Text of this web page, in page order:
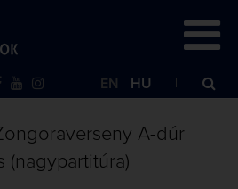
EN HU
A-dúr
(nagypartitúra)